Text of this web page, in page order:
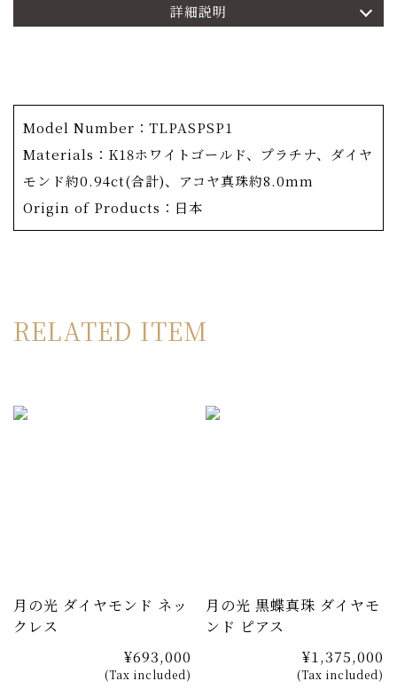
詳細説明
OKURADO1番人気のコレクション「月の光」
球体を作っていく独自の手法は、手間がかかる分、宝石本
来の輝きを存分に引き出します。
螺旋のように絡み合う、左右違いのピアス。
繊細なライン部分にも極小のメレダイヤモンドが敷き詰め
品のみをセレクトしています。上質な素材がなければ製作
Model Number：TLPASPSP1
Materials：K18ホワイトゴールド、プラチナ、ダイヤ
モンド約0.94ct(合計)、アコヤ真珠約8.0mm
Origin of Products：日本
RELATED ITEM
月の光 ダイヤモンド ネッ
クレス
¥693,000
(Tax included)
月の光 黒蝶真珠 ダイヤモ
ンド ピアス
¥1,375,000
(Tax included)